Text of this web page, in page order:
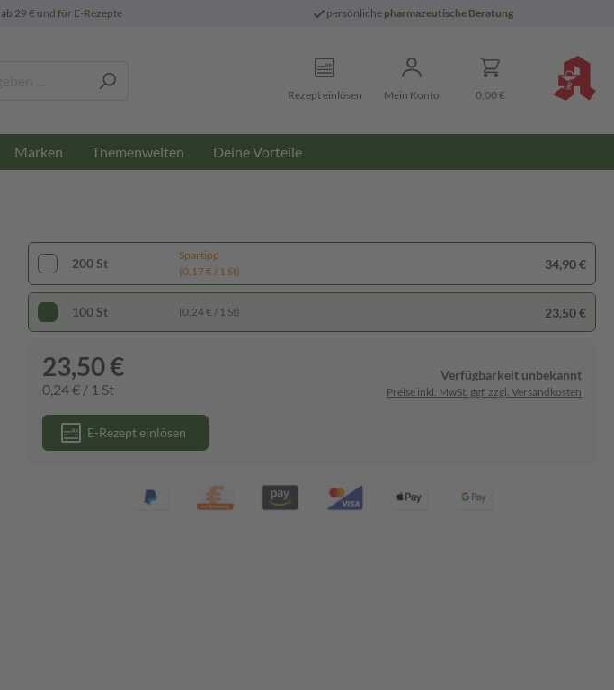
ab 29 € und für E-Rezepte persönliche pharmazeutische Beratung
Rezept einlösen Mein Konto 0,00 €
Marken Themenwelten Deine Vorteile
200 St
Spartipp
(0,17 € / 1 St)
34,90 €
100 St (0,24 € / 1 St) 23,50 €
23,50 €
0,24 € / 1 St
Verfügbarkeit unbekannt
Preise inkl. MwSt. ggf. zzgl. Versandkosten
E-Rezept einlösen